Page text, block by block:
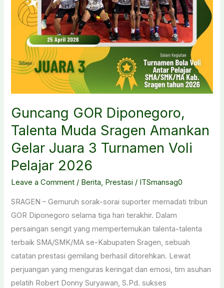
Championship
2026
Guncang GOR Diponegoro,
Talenta Muda Sragen Amankan
Gelar Juara 3 Turnamen Voli
Pelajar 2026
Leave a Comment / Berita, Prestasi / ITSmansag0
SRAGEN – Gemuruh sorak-sorai suporter memadati tribun
GOR Diponegoro selama tiga hari terakhir. Dalam
persaingan sengit yang mempertemukan talenta-talenta
terbaik SMA/SMK/MA se-Kabupaten Sragen, sebuah
catatan prestasi gemilang berhasil ditorehkan. Lewat
perjuangan yang menguras keringat dan emosi, tim asuhan
pelatih Robert Donny Suryawan, S.Pd. sukses